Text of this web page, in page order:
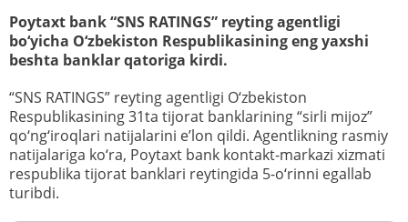
Poytaxt bank “SNS RATINGS” reyting agentligi
bo‘yicha O‘zbekiston Respublikasining eng yaxshi
beshta banklar qatoriga kirdi.
“SNS RATINGS” reyting agentligi O‘zbekiston
Respublikasining 31ta tijorat banklarining “sirli mijoz”
qo‘ng‘iroqlari natijalarini eʼlon qildi. Agentlikning rasmiy
natijalariga ko‘ra, Poytaxt bank kontakt-markazi xizmati
respublika tijorat banklari reytingida 5-o‘rinni egallab
turibdi.